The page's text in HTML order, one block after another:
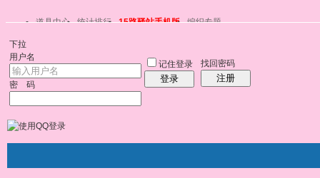
道具中心 统计排行 15路驿站手机版 编织专题
下拉
用户名
密 码
记住登录
登录
找回密码
注册